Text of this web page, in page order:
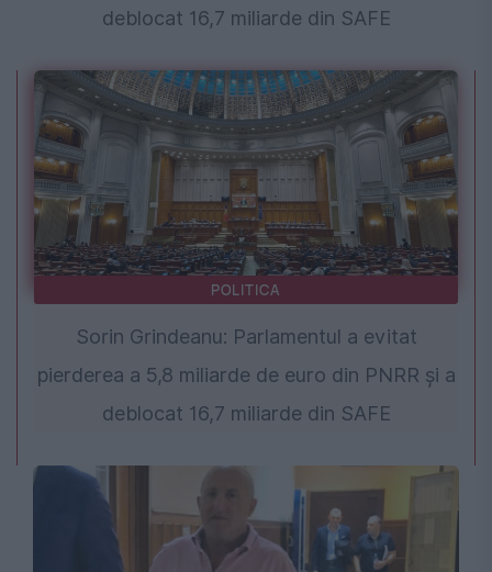
deblocat 16,7 miliarde din SAFE
POLITICA
Sorin Grindeanu: Parlamentul a evitat
pierderea a 5,8 miliarde de euro din PNRR și a
deblocat 16,7 miliarde din SAFE